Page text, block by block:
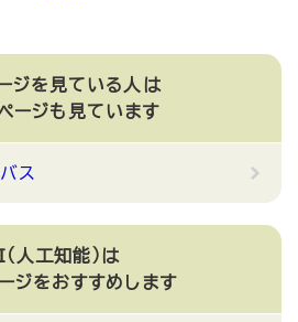
ジを見ている人は
ージも見ています
ス
人工知能）は
ジをおすすめします